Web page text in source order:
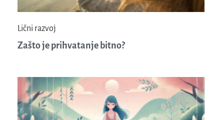
Lični razvoj
Zašto je prihvatanje bitno?